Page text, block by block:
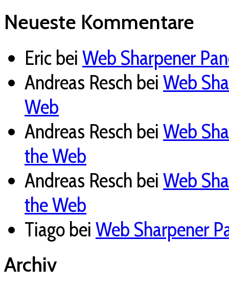
Neueste Kommentare
Eric bei Web Sharpener
Andreas Resch bei Web
Web
Andreas Resch bei Web
the Web
Andreas Resch bei Web
the Web
Tiago bei Web Sharpener
Archiv